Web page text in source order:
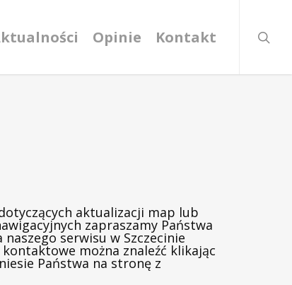
Opinie Kontakt
aktualizacji map lub
zapraszamy Państwa
serwisu w Szczecinie
kontaktowe można znaleźć klikając
Państwa na stronę z